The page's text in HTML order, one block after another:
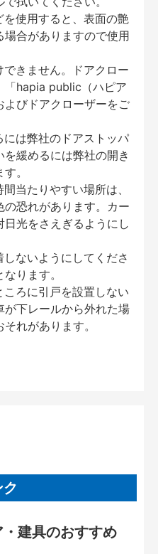
使用すると、表面の艶
合がありますので使用
きません。ドアクロー
「hapia public（ハピア
びドアクローザーをご
は弊社のドアストッパ
緩めるには弊社の開き
。
当たりやすい場所は、
恐れがあります。カー
光をさえぎるようにし
ないようにしてくださ
ります。
ろに引戸を設置しない
が下レールから外れた場
れがあります。
建具のおすすめ